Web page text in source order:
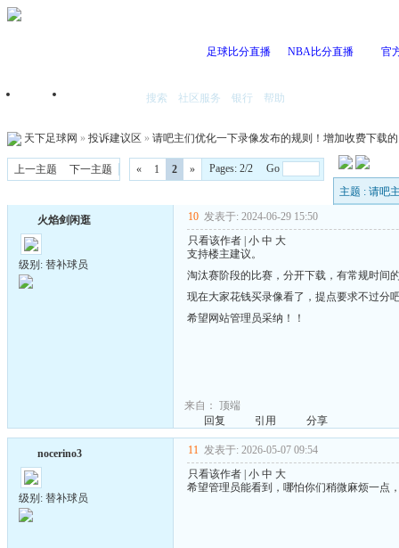
足球比分直播 NBA比分直播 官
首页 搜索 社区服务 银行 帮助
天下足球网 » 投诉建议区 » 请吧主们优化一下录像发布的规则！增加收费下载
上一主题 下一主题 « 1 2 »
Pages: 2/2 Go
主题 : 请吧
火焰剑闲逛
级别: 替补球员
10 发表于: 2024-06-29 15:50
只看该作者 小 中 大
支持楼主建议。
淘汰赛阶段的比赛，分开下载，有常规时间
现在大家花钱买录像看了，提点要求不过分
希望网站管理员采纳！！
来自： 顶端
回复
引用 分享
nocerino3
级别: 替补球员
11 发表于: 2026-05-07 09:54
只看该作者 小 中 大
希望管理员能看到，哪怕你们稍微麻烦一点